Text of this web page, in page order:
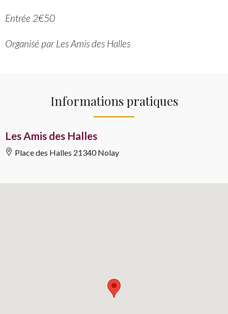
Entrée 2€50
Organisé par Les Amis des Halles
Informations pratiques
Les Amis des Halles
Place des Halles 21340 Nolay